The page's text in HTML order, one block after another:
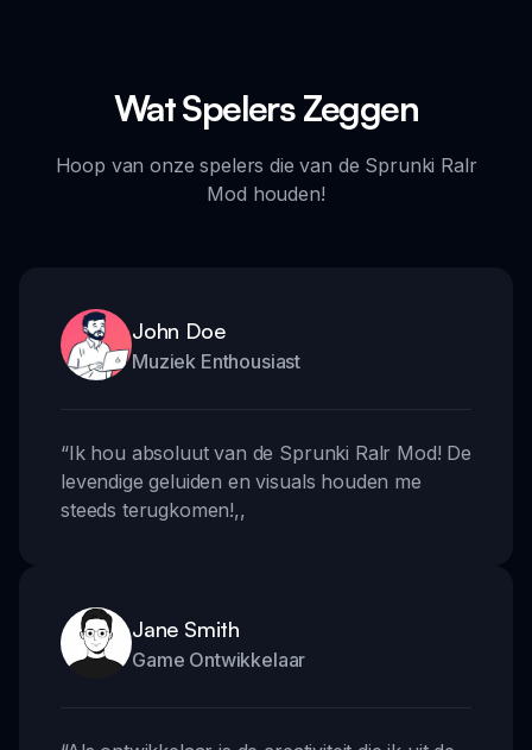
Wat Spelers Zeggen
Hoop van onze spelers die van de Sprunki Ralr
Mod houden!
John Doe
Muziek Enthousiast
“Ik hou absoluut van de Sprunki Ralr Mod! De
levendige geluiden en visuals houden me
steeds terugkomen!,,
Jane Smith
Game Ontwikkelaar